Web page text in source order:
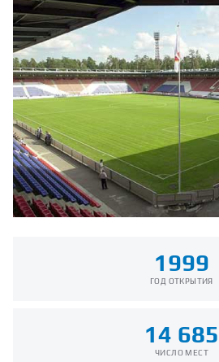
1999
ГОД ОТКРЫТИЯ
14 685
ЧИСЛО МЕСТ